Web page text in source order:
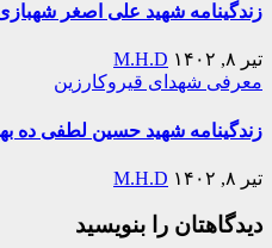
زندگینامه شهید علی اصغر
تیر ۸, ۱۴۰۲
M.H.D
معرفی شهدای قیروکارزین
زندگینامه شهید حسین لطفی ده
تیر ۸, ۱۴۰۲ M.H.D
دیدگاهتان را بنویسید